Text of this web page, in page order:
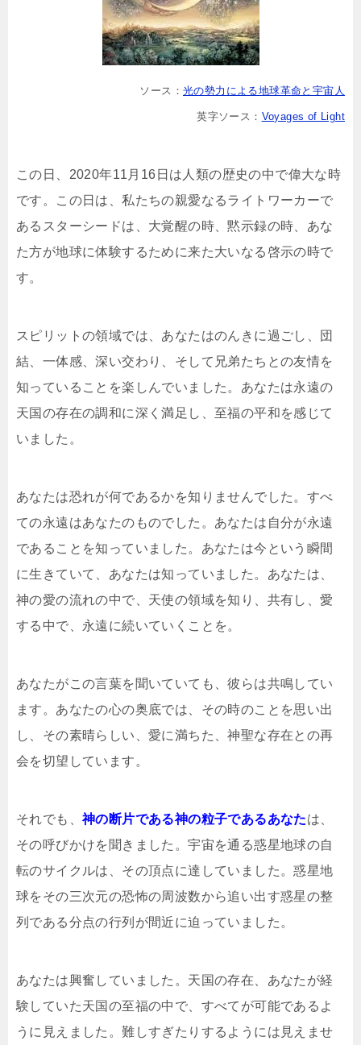
ソース： 光の勢力による地球革命と宇宙人
英字ソース： Voyages of Light
この日、2020年11月16日は人類の歴史の中で偉大な時
です。この日は、私たちの親愛なるライトワーカーで
あるスターシードは、大覚醒の時、黙示録の時、あな
た方が地球に体験するために来た大いなる啓示の時で
す。
スピリットの領域では、あなたはのんきに過ごし、団
結、一体感、深い交わり、そして兄弟たちとの友情を
知っていることを楽しんでいました。あなたは永遠の
天国の存在の調和に深く満足し、至福の平和を感じて
いました。
あなたは恐れが何であるかを知りませんでした。すべ
ての永遠はあなたのものでした。あなたは自分が永遠
であることを知っていました。あなたは今という瞬間
に生きていて、あなたは知っていました。あなたは、
神の愛の流れの中で、天使の領域を知り、共有し、愛
する中で、永遠に続いていくことを。
あなたがこの言葉を聞いていても、彼らは共鳴してい
ます。あなたの心の奥底では、その時のことを思い出
し、その素晴らしい、愛に満ちた、神聖な存在との再
会を切望しています。
それでも、神の断片である神の粒子であるあなたは、
その呼びかけを聞きました。宇宙を通る惑星地球の自
転のサイクルは、その頂点に達していました。惑星地
球をその三次元の恐怖の周波数から追い出す惑星の整
列である分点の行列が間近に迫っていました。
あなたは興奮していました。天国の存在、あなたが経
験していた天国の至福の中で、すべてが可能であるよ
うに見えました。難しすぎたりするようには見えませ